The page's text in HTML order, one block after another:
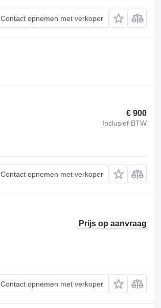
Contact opnemen met verkoper
€ 900
Inclusief BTW
Contact opnemen met verkoper
Prijs op aanvraag
Contact opnemen met verkoper